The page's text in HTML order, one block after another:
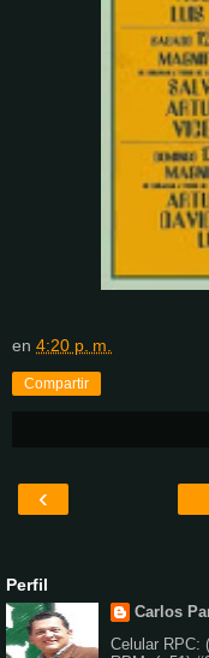
en 4:20 p. m.
Compartir
‹
Perfil
Carlos
Celular RPC: